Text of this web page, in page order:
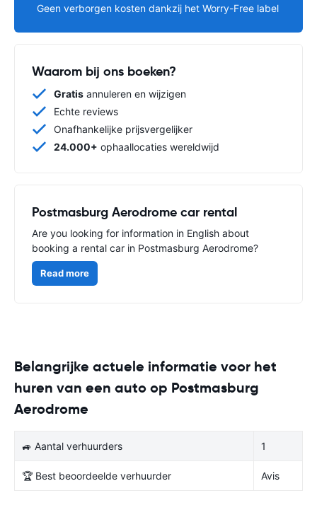
Geen verborgen kosten dankzij het Worry-Free label
Waarom bij ons boeken?
Gratis annuleren en wijzigen
Echte reviews
Onafhankelijke prijsvergelijker
24.000+ ophaallocaties wereldwijd
Postmasburg Aerodrome car rental
Are you looking for information in English about
booking a rental car in Postmasburg Aerodrome?
Read more
Belangrijke actuele informatie voor het
huren van een auto op Postmasburg
Aerodrome
🚙 Aantal verhuurders 1
🏆 Best beoordeelde verhuurder Avis